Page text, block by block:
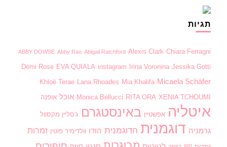
תגיות
ABBY DOWSE Abby Rao Abigail Ratchford Alexis Clark Chiara Ferragni
Demi Rose EVA QUIALA instagram Irina Voronina Jessika Gotti
Khloë Terae Lana Rhoades Mia Khalifa Micaela Schäfer
Monica Bellucci RITA ORA XENIA TCHOUMI אוכל אופנה
איטליה אפשטיין באינסטגרם ג'סליין מקסוול
גרמניה דוגמנית הדוגמנית הודו וולדימיר פוטין זמרות